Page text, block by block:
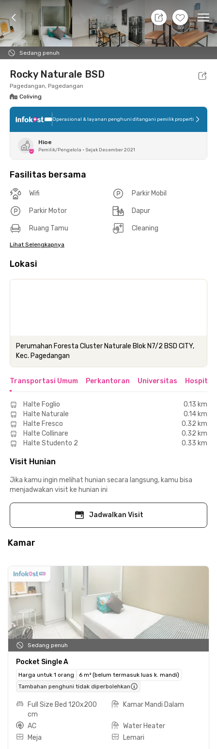
+5
Sedang penuh
7 Agt 26 - Belum tahu
Foto Fasilitas bersama Lokasi Kamar
Rocky Naturale BSD
Pagedangan, Pagedangan
Coliving
Operasional & layanan penghuni ditangani pemilik properti
Hioe
Pemilik/Pengelola • Sejak Desember 2021
Fasilitas bersama
Wifi Parkir Mobil
Parkir Motor Dapur
Ruang Tamu Cleaning
Lihat Selengkapnya
Lokasi
Perumahan Foresta Cluster Naturale Blok N7/2 BSD CITY,
Kec. Pagedangan
Transportasi Umum Perkantoran Universitas Hospital
Halte Foglio
0.13 km
Halte Naturale
0.14 km
Halte Fresco
0.32 km
Halte Collinare
0.32 km
Halte Studento 2
0.33 km
Visit Hunian
Jika kamu ingin melihat hunian secara langsung, kamu bisa
menjadwakan visit ke hunian ini
Jadwalkan Visit
Kamar
Sedang penuh
Pocket Single A
Harga untuk 1 orang
6 m² (belum termasuk luas k. mandi)
Tambahan penghuni tidak diperbolehkan
Full Size Bed 120x200
cm
Kamar Mandi Dalam
AC
Water Heater
Meja
Lemari